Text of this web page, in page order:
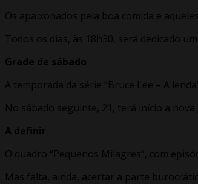
Os apaixonados pela boa comida e
Todos os dias, às 18h30, será dedicado
Grade de sábado
A temporada da série “Bruce Lee – A
No sábado seguinte, 21, terá início a nova
A definir
O quadro “Pequenos Milagres”, com
Mas falta, ainda, acertar a parte